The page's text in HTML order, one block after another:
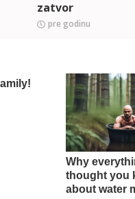
zatvor
pre godinu